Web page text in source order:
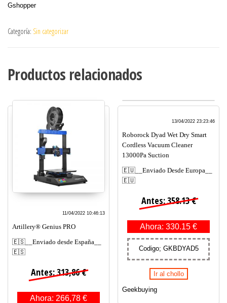
Gshopper
Categoría: Sin categorizar
Productos relacionados
11/04/2022 10:46:13
Artillery® Genius PRO
🇪🇸__Enviado desde España__
🇪🇸
Antes: 313,86 €
Ahora: 266,78 €
13/04/2022 23:23:46
Roborock Dyad Wet Dry Smart
Cordless Vacuum Cleaner
13000Pa Suction
🇪🇺__Enviado Desde Europa__
🇪🇺
Antes: 358.13 €
Ahora: 330.15 €
Codigo; GKBDYAD5
Ir al chollo
Geekbuying